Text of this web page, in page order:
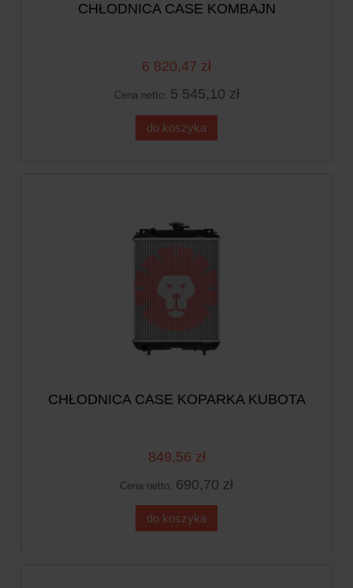
CHŁODNICA CASE KOMBAJN
6 820,47 zł
Cena netto: 5 545,10 zł
do koszyka
CHŁODNICA CASE KOPARKA KUBOTA
849,56 zł
Cena netto: 690,70 zł
do koszyka